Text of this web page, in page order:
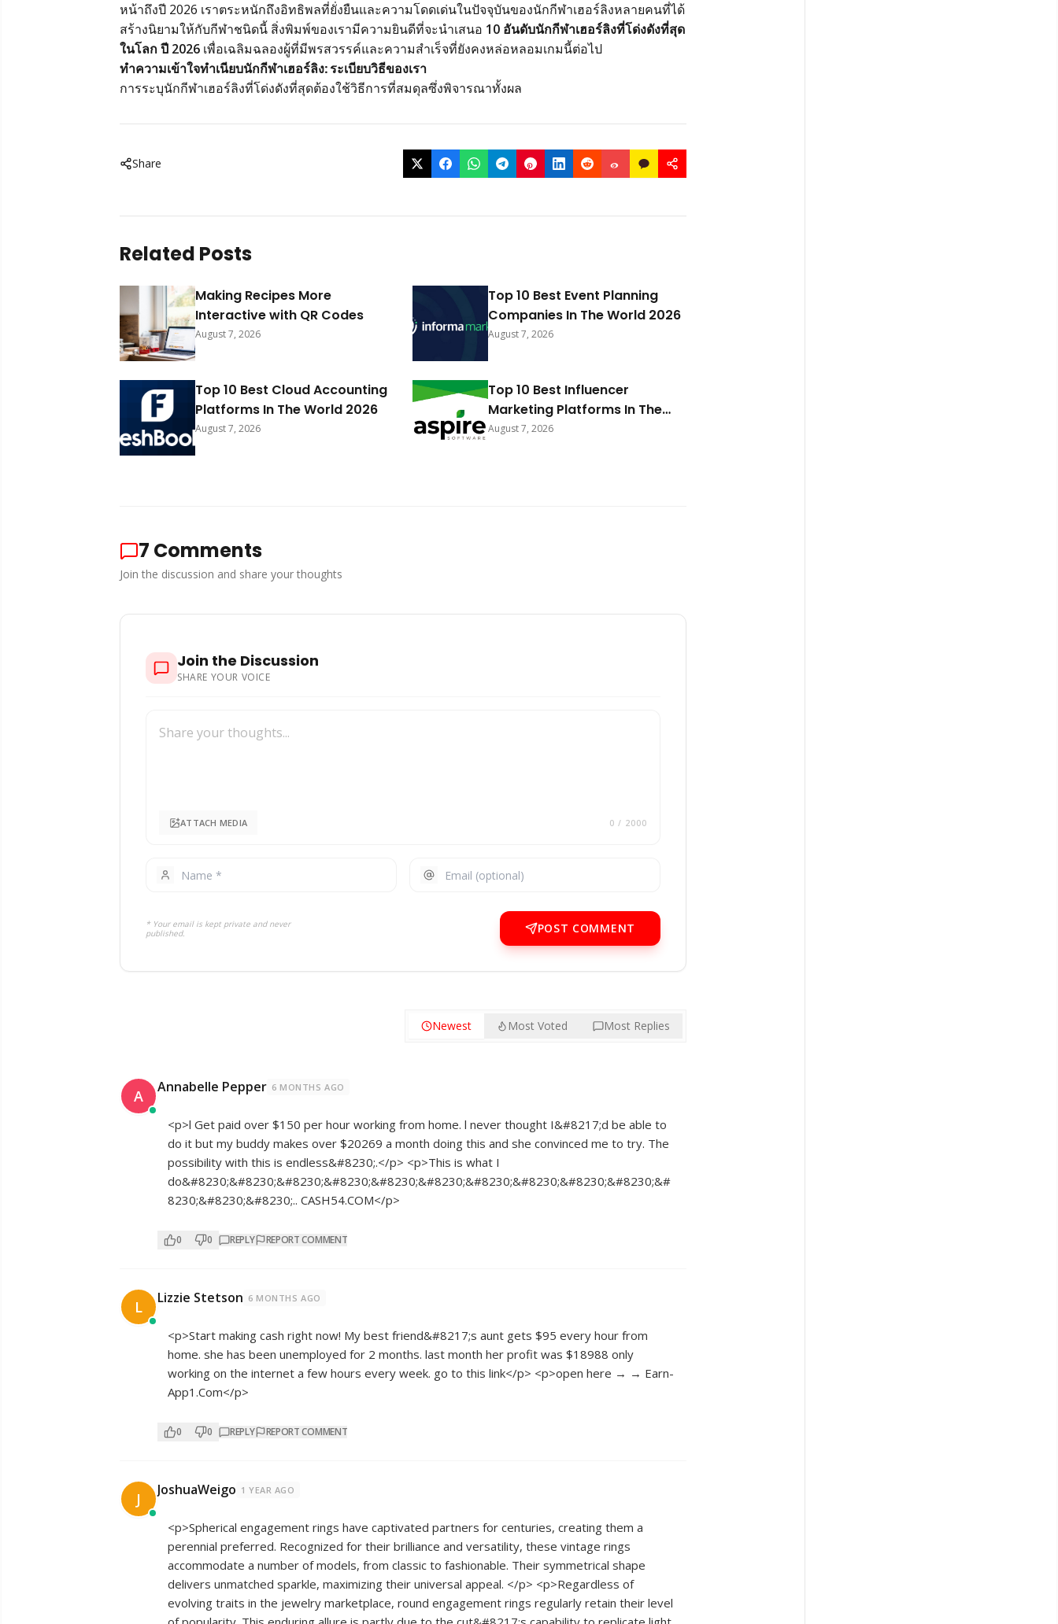
หน้าถึงปี 2026 เราตระหนักถึงอิทธิพลที่ยั่งยืนและความโดดเด่นในปัจจุบันของนักกีฬาเฮอร์ลิงหลายคนที่ได้
สร้างนิยามให้กับกีฬาชนิดนี้ สิ่งพิมพ์ของเรามีความยินดีที่จะนำเสนอ 10 อันดับนักกีฬาเฮอร์ลิงที่โด่งดังที่สุด
ในโลก ปี 2026 เพื่อเฉลิมฉลองผู้ที่มีพรสวรรค์และความสำเร็จที่ยังคงหล่อหลอมเกมนี้ต่อไป
ทำความเข้าใจทำเนียบนักกีฬาเฮอร์ลิง: ระเบียบวิธีของเรา
การระบุนักกีฬาเฮอร์ลิงที่โด่งดังที่สุดต้องใช้วิธีการที่สมดุลซึ่งพิจารณาทั้งผล
Share
Related Posts
Making Recipes More
Interactive with QR Codes
August 7, 2026
Top 10 Best Event Planning
Companies In The World 2026
August 7, 2026
Top 10 Best Cloud Accounting
Platforms In The World 2026
August 7, 2026
Top 10 Best Influencer
Marketing Platforms In The
World 2026
August 7, 2026
7 Comments
Join the discussion and share your thoughts
Join the Discussion
SHARE YOUR VOICE
ATTACH MEDIA 0 / 2000
* Your email is kept private and never
published.
POST COMMENT
Newest Most Voted Most Replies
A Annabelle Pepper 6 MONTHS AGO
<p>l Get paid over $150 per hour working from home. l never thought I&#8217;d be able to
do it but my buddy makes over $20269 a month doing this and she convinced me to try. The
possibility with this is endless&#8230;.</p> <p>This is what I
do&#8230;&#8230;&#8230;&#8230;&#8230;&#8230;&#8230;&#8230;&#8230;&#8230;&#
8230;&#8230;&#8230;.. ­­­C­A­S­H­5­4.C­O­M</p>
0 0 REPLY REPORT COMMENT
L Lizzie Stetson 6 MONTHS AGO
<p>Start making cash right now! My best friend&#8217;s aunt gets $95 every hour from
home. she has been unemployed for 2 months. last month her profit was $18988 only
working on the internet a few hours every week. go to this link</p> <p>open here → → E­­­­a­­­­r­­­­n­­­­
A­­­­p­­­­p­­­­1­­­.­­C­­­o­­m</p>
0 0 REPLY REPORT COMMENT
J JoshuaWeigo 1 YEAR AGO
<p>Spherical engagement rings have captivated partners for centuries, creating them a
perennial preferred. Recognized for their brilliance and versatility, these vintage rings
accommodate a number of models, from classic to fashionable. Their symmetrical shape
delivers unmatched sparkle, maximizing their universal appeal. </p> <p>Regardless of
evolving traits in the jewelry marketplace, round engagement rings regularly retain their level